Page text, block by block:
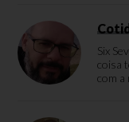
Six
coisa
com a